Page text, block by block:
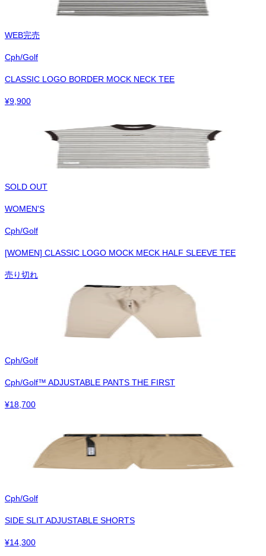
WEB完売
Cph/Golf
CLASSIC LOGO BORDER MOCK NECK TEE
¥9,900
SOLD OUT
WOMEN'S
Cph/Golf
[WOMEN] CLASSIC LOGO MOCK MECK HALF SLEEVE TEE
売り切れ
Cph/Golf
Cph/Golf™︎ ADJUSTABLE PANTS THE FIRST
¥18,700
Cph/Golf
SIDE SLIT ADJUSTABLE SHORTS
¥14,300